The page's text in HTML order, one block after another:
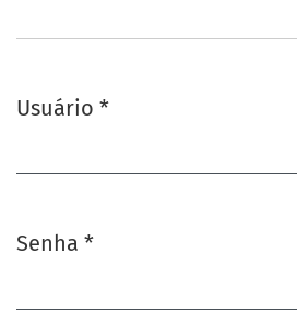
Usuário *
Senha *